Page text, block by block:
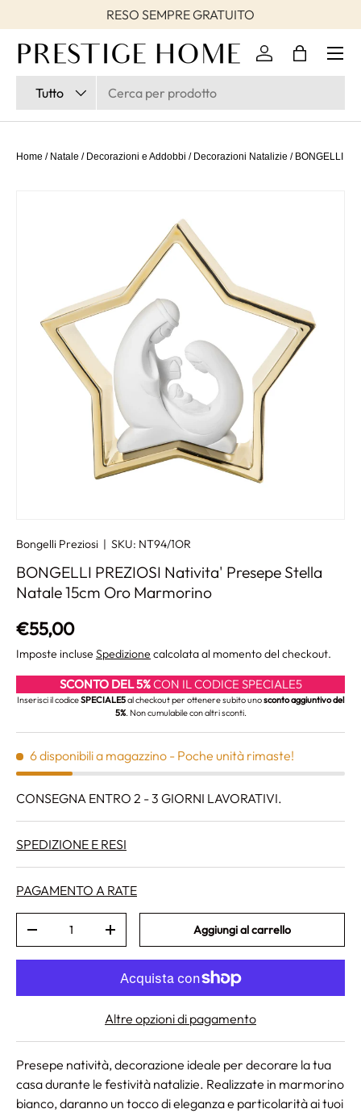
Passa ai contenuti
RESO SEMPRE GRATUITO
Tutto
AccediBorsa
Home / Natale / Decorazioni e Addobbi / Decorazioni Natalizie / BONGELLI
Passa alle informazioni sul prodotto
Bongelli Preziosi | SKU: NT94/1OR
BONGELLI PREZIOSI Nativita' Presepe Stella
Natale 15cm Oro Marmorino
Prezzo normale
€55,00
Imposte incluse Spedizione calcolata al momento del checkout.
SCONTO DEL 5%CON IL CODICE SPECIALE5
Inserisci il codiceSPECIALE5al checkout per ottenere subito unosconto aggiuntivo del
5%. Non cumulabile con altri sconti.
6 disponibili a magazzino - Poche unità rimaste!
CONSEGNA ENTRO 2 - 3 GIORNI LAVORATIVI.
SPEDIZIONE E RESI
PAGAMENTO A RATE
Diminuire la quantitàAumenta la quantitàAggiungi al carrello
Altre opzioni di pagamento
Presepe natività, decorazione ideale per decorare la tua
casa durante le festività natalizie. Realizzate in marmorino
bianco, daranno un tocco di eleganza e particolarità ai tuoi